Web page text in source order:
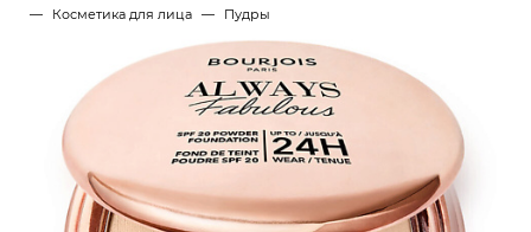
Косметика для лица
Пудры